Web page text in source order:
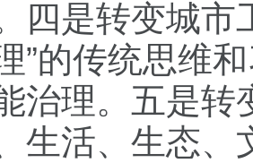
四是转变城市
”的传统思维
治理。五是转
生活、生态、